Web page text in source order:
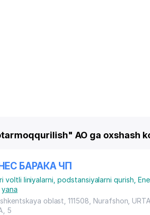
AO ga oxshash
БАРАКА ЧП
voltli liniyalarni, podstansiyalarni qurish
yana
oblast, 111508, Nurafshon,
, 5